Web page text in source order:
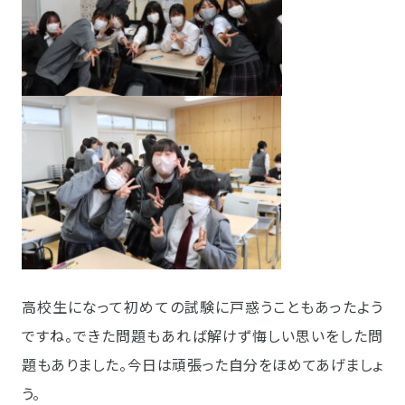
高校生になって初めての試験に戸惑うこともあったよう
ですね。できた問題もあれば解けず悔しい思いをした問
題もありました。今日は頑張った自分をほめてあげましょ
う。